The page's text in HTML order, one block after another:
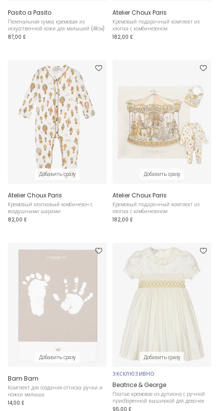
Pasito a Pasito
Пеленальная сумка кремовая из
искусственной кожи для малышей (41см)
87,00 £
Atelier Choux Paris
Кремовый подарочный комплект из
хлопка с комбинезоном
182,00 £
Добавить сразу
Atelier Choux Paris
Кремовый хлопковый комбинезон с
воздушными шарами
82,00 £
Добавить сразу
Atelier Choux Paris
Кремовый подарочный комплект из
хлопка с комбинезоном
182,00 £
Добавить сразу
Bam Bam
Комплект для создания оттиска ручки и
ножки малыша
14,00 £
Добавить сразу
ЭКСКЛЮЗИВНО
Beatrice & George
Платье кремовое из дупиона с ручной
присборенной вышивкой для девочек
95,00 £